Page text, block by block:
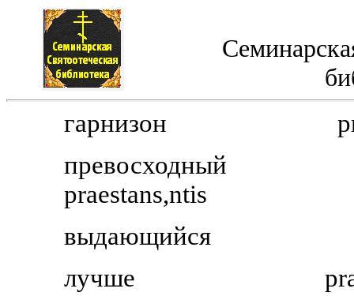
гарнизон
превосходный
praestans,ntis
выдающийся
лучше